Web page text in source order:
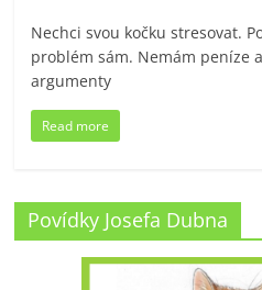
Nechci svou kočku stresovat.
problém sám. Nemám peníze
argumenty
Read more
Povídky Josefa Dubna